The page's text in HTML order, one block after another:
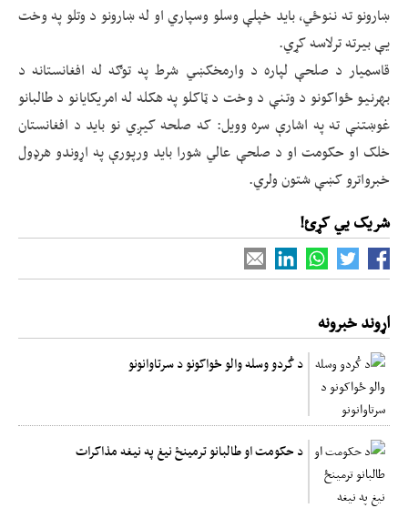
ښارونو ته ننوځي، باید خپلې وسلو وسپاري او له ښارونو د وتلو په وخت
یې بیرته ترلاسه کړي.
قاسمیار د صلحې لپاره د وارمخکښي شرط په توګه له افغانستانه د
بهرنیو ځواکونو د وتنې د وخت د ټاکلو په هکله له امریکایانو د طالبانو
غوښتنې ته په اشارې سره وویل: که صلحه کیږي نو باید د افغانستان
خلک او حکومت او د صلحې عالي شورا باید ورپورې په اړوندو هرډول
خبرواترو کښې شتون ولري.
شریک یي کړئ!
اړوند خبرونه
د کُردو وسله والو ځواکونو د سرتاوانونو
د حکومت او طالبانو ترمینځ نیغ په نیغه مذاکرات